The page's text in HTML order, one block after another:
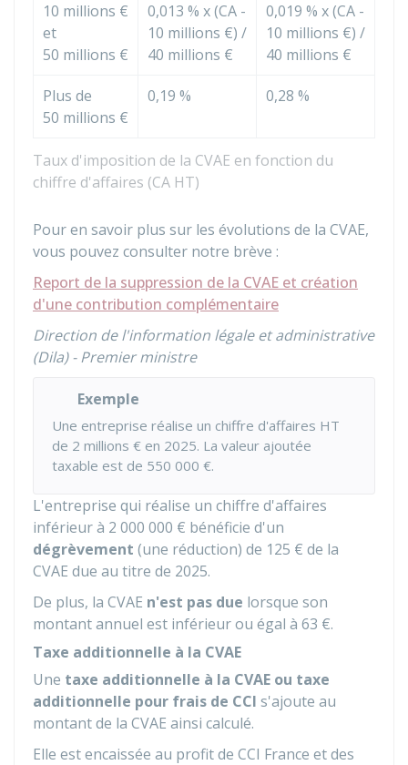
Taux d'imposition de la CVAE en fonction du
chiffre d'affaires (CA HT)
10 millions €
et
50 millions €
0,013 % x (CA -
10 millions €) /
40 millions €
0,019 % x (CA -
10 millions €) /
40 millions €
Plus de
50 millions €
0,19 % 0,28 %
Pour en savoir plus sur les évolutions de la CVAE,
vous pouvez consulter notre brève :
Report de la suppression de la CVAE et création
d'une contribution complémentaire
Direction de l'information légale et administrative
(Dila) - Premier ministre
Exemple
Une entreprise réalise un chiffre d'affaires HT
de 2 millions € en 2025. La valeur ajoutée
taxable est de 550 000 €.
L'entreprise qui réalise un chiffre d'affaires
inférieur à 2 000 000 € bénéficie d'un
dégrèvement (une réduction) de 125 € de la
CVAE due au titre de 2025.
De plus, la CVAE n'est pas due lorsque son
montant annuel est inférieur ou égal à 63 €.
Taxe additionnelle à la CVAE
Une taxe additionnelle à la CVAE ou taxe
additionnelle pour frais de CCI s'ajoute au
montant de la CVAE ainsi calculé.
Elle est encaissée au profit de CCI France et des